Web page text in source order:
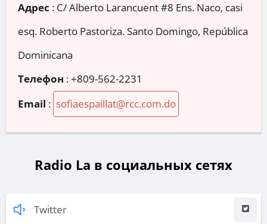
Адрес : C/ Alberto Larancuent #8 Ens. Naco, casi
esq. Roberto Pastoriza. Santo Domingo, República
Dominicana
Телефон :+809-562-2231
Email : sofiaespaillat@rcc.com.do
Radio La в социальных сетях
Twitter